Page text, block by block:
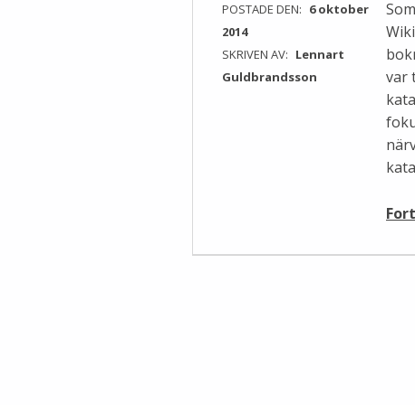
POSTADE DEN: 6 oktober
2014
SKRIVEN AV: Lennart
Guldbrandsson
var